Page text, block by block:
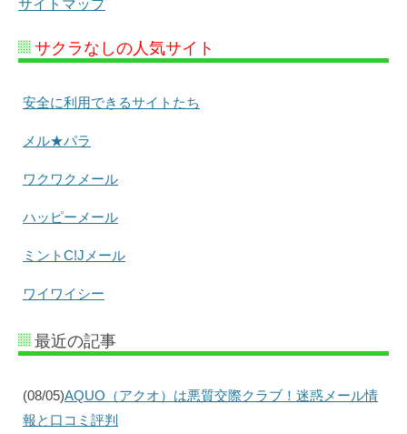
サイトマップ
サクラなしの人気サイト
安全に利用できるサイトたち
メル★パラ
ワクワクメール
ハッピーメール
ミントC!Jメール
ワイワイシー
最近の記事
(08/05)AQUO（アクオ）は悪質交際クラブ！迷惑メール情
報と口コミ評判